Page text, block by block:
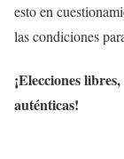
esto en
las condiciones
¡Elecciones
auténticas!